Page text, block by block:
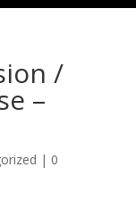
/
–
| 0